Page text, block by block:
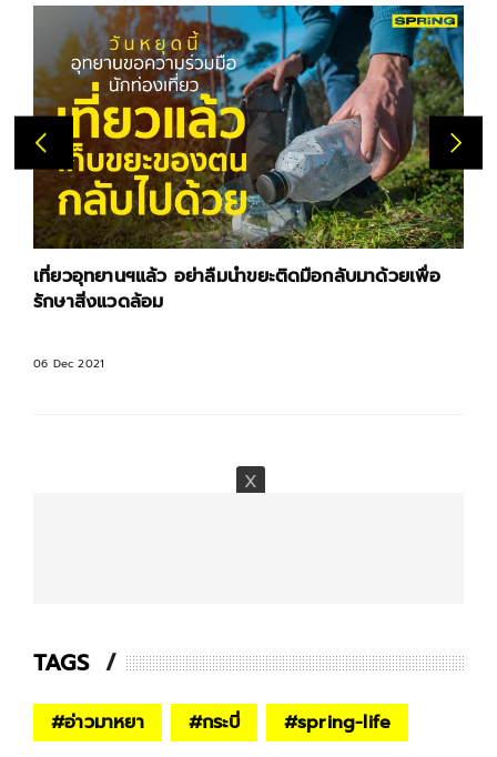
เที่ยวอุทยานฯแล้ว อย่าลืมนำขยะติดมือกลับมาด้วยเพื่อ
รักษาสิ่งแวดล้อม
06 Dec 2021
TAGS
#อ่าวมาหยา #กระบี่ #spring-life